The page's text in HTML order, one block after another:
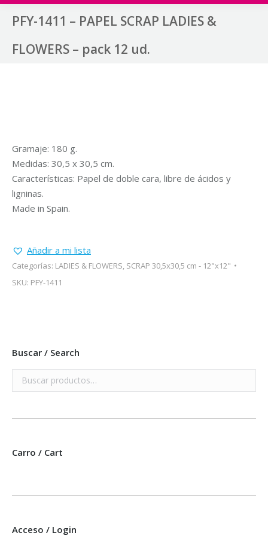
PFY-1411 – PAPEL SCRAP LADIES &
FLOWERS – pack 12 ud.
Gramaje: 180 g.
Medidas: 30,5 x 30,5 cm.
Características: Papel de doble cara, libre de ácidos y
ligninas.
Made in Spain.
Añadir a mi lista
Categorías: LADIES & FLOWERS, SCRAP 30,5x30,5 cm - 12"x12"
SKU: PFY-1411
Buscar / Search
Carro / Cart
Acceso / Login